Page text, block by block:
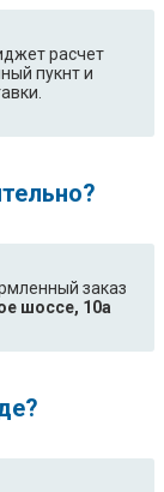
расчет
пукнт и
заказ
шоссе, 10а